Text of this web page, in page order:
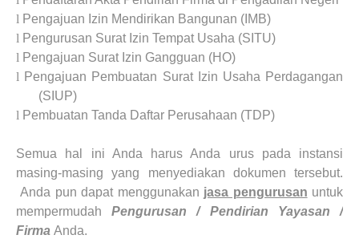
l Pengajuan Izin Mendirikan Bangunan (IMB)
l Pengurusan Surat Izin Tempat Usaha (SITU)
l Pengajuan Surat Izin Gangguan (HO)
l Pengajuan Pembuatan Surat Izin Usaha Perdagangan
(SIUP)
l Pembuatan Tanda Daftar Perusahaan (TDP)
Semua hal ini Anda harus Anda urus pada instansi
masing-masing yang menyediakan dokumen tersebut.
Anda pun dapat menggunakan jasa pengurusan untuk
mempermudahPengurusan / Pendirian Yayasan /
Firma Anda.